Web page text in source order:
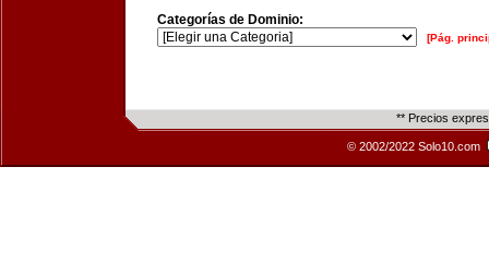
Categorías de Dominio:
[Pág.
** Precios
© 2002/2022 Solo10.com